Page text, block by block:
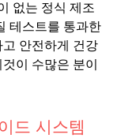
없는 정식 제조
테스트를 통과한
안전하게 건강
이 수많은 분이
드 시스템